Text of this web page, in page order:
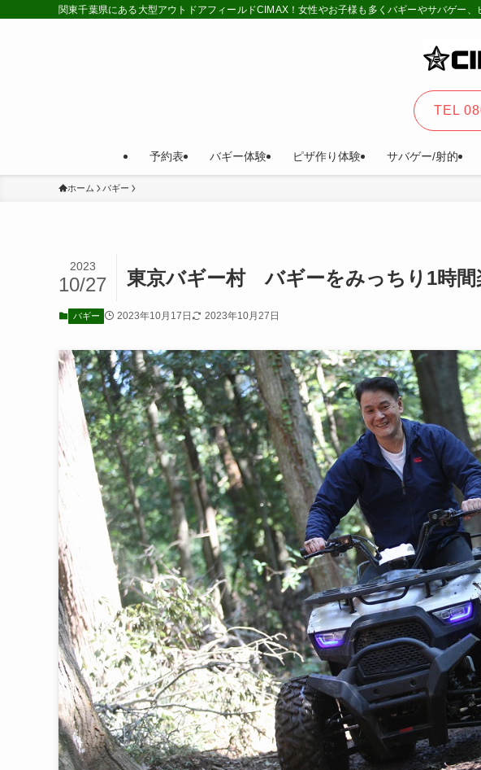
関東千葉県にある大型アウトドアフィールドCIMAX！女性やお子様も多くバギーやサバゲー
予約表 バギー体験 ピザ作り体験 サバゲー/射的
TEL
ホーム バギー
東京バギー村 バギーをみっちり1時間
2023
10/27
バギー 2023年10月17日 2023年10月27日